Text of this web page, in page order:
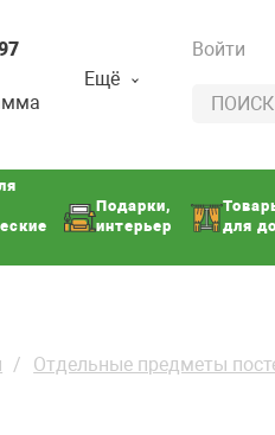
Ещё
Войти
Подарки,
интерьер
для
Отдельные предметы